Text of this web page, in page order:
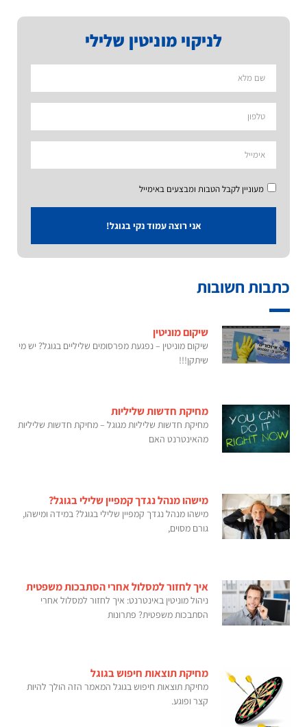
לניקוי מוניטין שלילי
מעוניין לקבל הטבות ומבצעים באימייל
אני רוצה עמוד נקי בגוגל!
כתבות חשובות
שיקום מוניטין
שיקום מוניטין – נפגעת מפרסומים שליליים בגוגל? יש מי
שיתקן!!!
מחיקת חדשות שליליות
מחיקת חדשות שליליות מגוגל – מחיקת חדשות שליליות
מהאינטרנט האם
מישהו מנהל נגדך קמפיין שלילי בגוגל?
מישהו מנהל נגדך קמפיין שלילי בגוגל? במידה ומישהו,
גורם מסוים,
איך לחזור למסלול אחרי הסתבכות משפטית
ניהול מוניטין באינטרנט: איך לחזור למסלול אחרי
הסתבכות משפטית? פתרונות
מחיקת תוצאות חיפוש בגוגל
מחיקת תוצאות חיפוש בגוגל המאמר הזה הולך להיות
קצר ופוגע.